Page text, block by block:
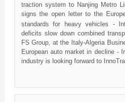
traction system to Nanjing Metro
signs the open letter to the
standards for heavy vehicles -
deficits slow down combined
FS Group, at the Italy-Algeria
European auto market in decline -
industry is looking forward to